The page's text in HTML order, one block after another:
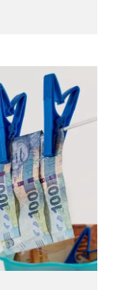
al 1986,
un timbro
la quale